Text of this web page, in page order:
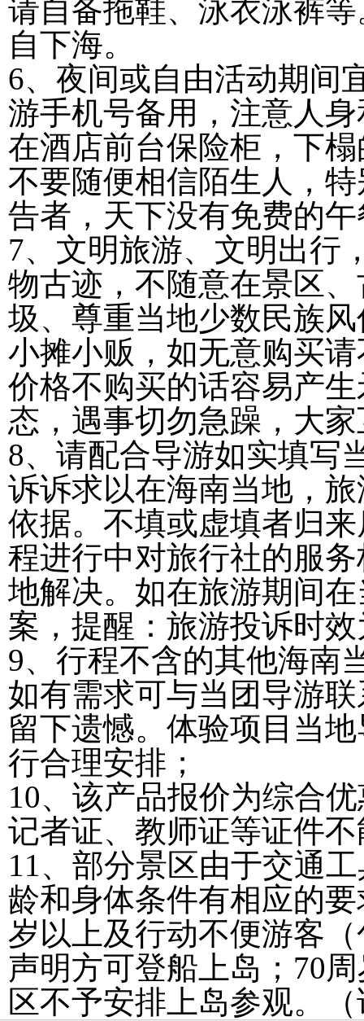
请自备拖鞋、泳衣泳裤
自下海。
6、夜间或自由活动期间
游手机号备用，注意人
在酒店前台保险柜，下
不要随便相信陌生人，
告者，天下没有免费的
7、文明旅游、文明出行
物古迹，不随意在景区
圾、尊重当地少数民族
小摊小贩，如无意购买
价格不购买的话容易产
态，遇事切勿急躁，大
8、请配合导游如实填写
诉诉求以在海南当地，
依据。不填或虚填者归
程进行中对旅行社的服
地解决。如在旅游期间
案，提醒：旅游投诉时
9、行程不含的其他海南
如有需求可与当团导游
留下遗憾。体验项目当
行合理安排；
10、该产品报价为综合
记者证、教师证等证件
11、部分景区由于交通
龄和身体条件有相应的
岁以上及行动不便游客
声明方可登船上岛；70
区不予安排上岛参观。